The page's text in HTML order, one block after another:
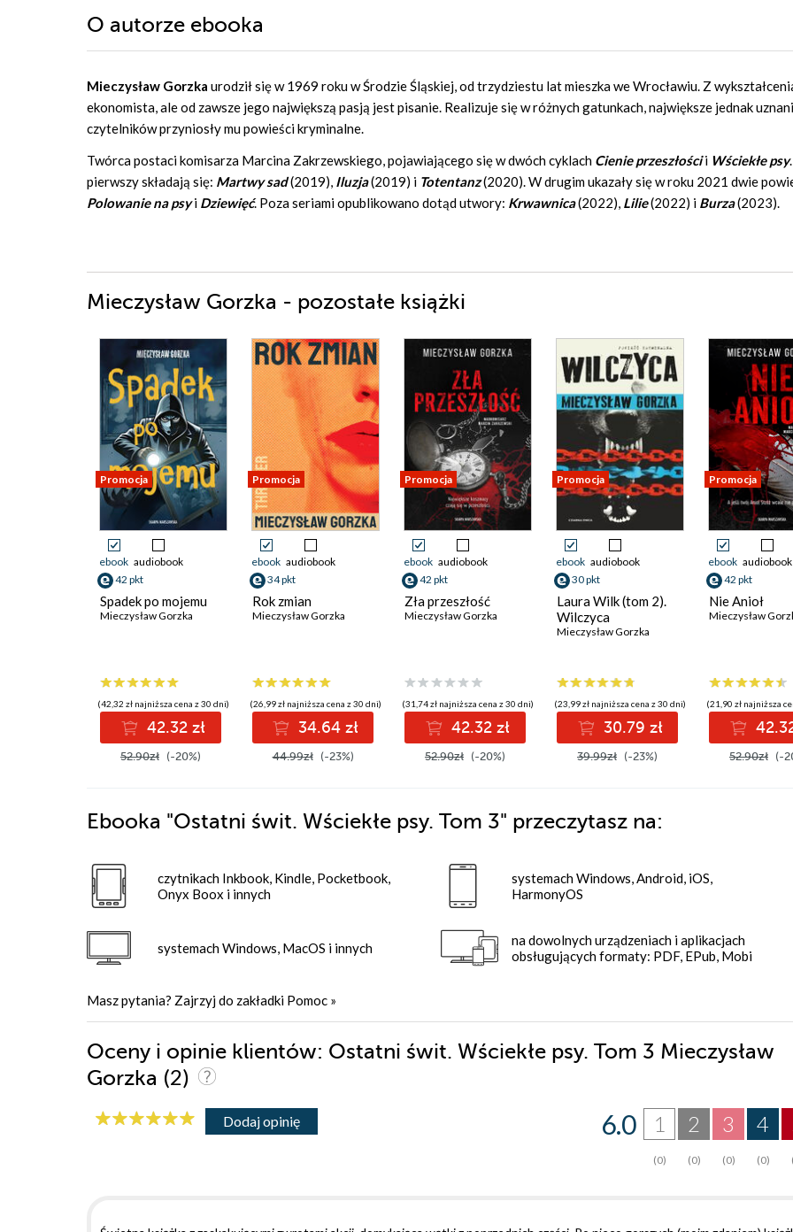
O autorze ebooka
Mieczysław Gorzka urodził się w 1969 roku w Środzie Śląskiej, od trzydziestu lat mieszka we Wrocławiu. Z
ekonomista, ale od zawsze jego największą pasją jest pisanie. Realizuje się w różnych gatunkach, największe jednak
czytelników przyniosły mu powieści kryminalne.
Twórca postaci komisarza Marcina Zakrzewskiego, pojawiającego się w dwóch cyklach Cienie przeszłościi Wściekłe psy
pierwszy składają się: Martwy sad(2019), Iluzja(2019) i Totentanz(2020). W drugim ukazały się w roku 2021 dwie
Polowanie na psyi Dziewięć. Poza seriami opublikowano dotąd utwory: Krwawnica(2022), Lilie(2022) i Burza(2023).
Mieczysław Gorzka - pozostałe książki
Promocja
ebook audiobook
42 pkt
Spadek po mojemu
Mieczysław Gorzka
(42,32 zł najniższa cena z 30 dni)
42.32 zł
52.90zł (-20%)
Promocja
ebook audiobook
34 pkt
Rok zmian
Mieczysław Gorzka
(26,99 zł najniższa cena z 30 dni)
34.64 zł
44.99zł (-23%)
Promocja
ebook audiobook
42 pkt
Zła przeszłość
Mieczysław Gorzka
(31,74 zł najniższa cena z 30 dni)
42.32 zł
52.90zł (-20%)
Promocja
ebook audiobook
30 pkt
Laura Wilk (tom 2).
Wilczyca
Mieczysław Gorzka
(23,99 zł najniższa cena z 30 dni)
30.79 zł
39.99zł (-23%)
Promocja
ebook audiobook
42 pkt
Nie Anioł
Mieczysław
(21,90 zł najniższa
52.90zł (-
Ebooka "Ostatni świt. Wściekłe psy. Tom 3" przeczytasz na:
czytnikach Inkbook, Kindle, Pocketbook,
Onyx Boox i innych
systemach Windows, MacOS i innych
systemach Windows, Android, iOS,
HarmonyOS
na dowolnych urządzeniach i aplikacjach
obsługujących formaty: PDF, EPub, Mobi
Masz pytania? Zajrzyj do zakładki Pomoc »
Oceny i opinie klientów: Ostatni świt. Wściekłe psy. Tom 3 Mieczysław
Gorzka (2)
Dodaj opinię 4
(0)
3
(0)
2
(0)
1
(0)
6.0